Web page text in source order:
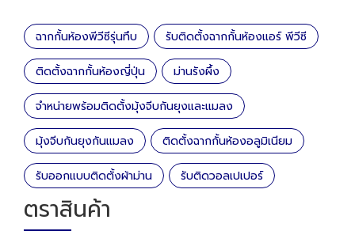
ฉากกั้นห้องพีวีซีรุ่นทึบ รับติดตั้งฉากกั้นห้องแอร์ พีวีซี
ติดตั้งฉากกั้นห้องญี่ปุ่น ม่านรังผึ้ง
จำหน่ายพร้อมติดตั้งมุ้งจีบกันยุงและแมลง
มุ้งจีบกันยุงกันแมลง ติดตั้งฉากกั้นห้องอลูมิเนียม
รับออกแบบติดตั้งผ้าม่าน รับติดวอลเปเปอร์
ตราสินค้า